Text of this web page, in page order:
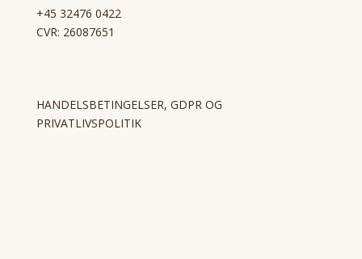
+45 32476 0422
CVR: 26087651
HANDELSBETINGELSER, GDPR OG
PRIVATLIVSPOLITIK